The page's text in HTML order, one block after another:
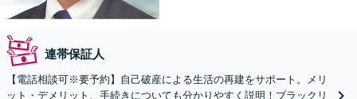
連帯保証人
【電話相談可※要予約】自己破産による生活の再建をサポート。メリ
ット・デメリット、手続きについても分かりやすく説明！ブラックリ